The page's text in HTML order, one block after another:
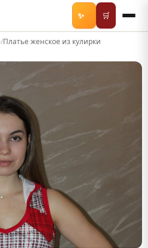
✨ 🛒
/Платье женское из кулирки